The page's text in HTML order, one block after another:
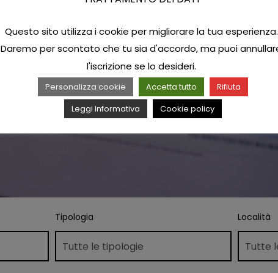
Tipologia Località
Questo sito utilizza i cookie per migliorare la tua esperienza.
Daremo per scontato che tu sia d'accordo, ma puoi
l'iscrizione se lo desideri.
Personalizza cookie Accetta tutto
Rifiuta
Leggi Informativa
Cookie policy